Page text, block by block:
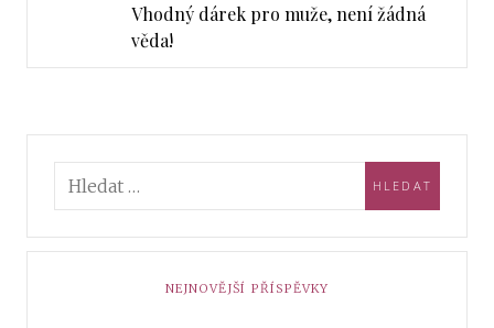
Vhodný dárek pro muže, není žádná
věda!
NEJNOVĚJŠÍ PŘÍSPĚVKY